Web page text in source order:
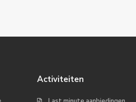
Activiteiten